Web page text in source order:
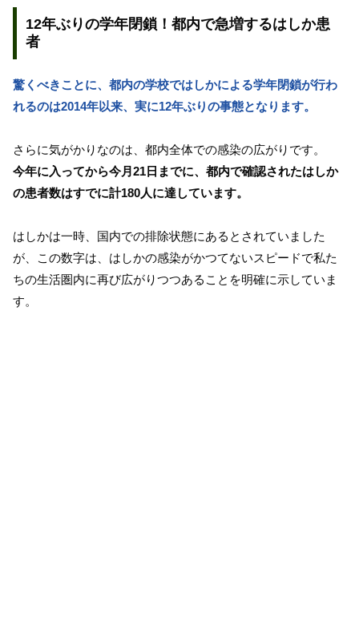
12年ぶりの学年閉鎖！都内で急増するはしか患
者
驚くべきことに、都内の学校ではしかによる学年閉鎖が行わ
れるのは2014年以来、実に12年ぶりの事態となります。
さらに気がかりなのは、都内全体での感染の広がりです。
今年に入ってから今月21日までに、都内で確認されたはしか
の患者数はすでに計180人に達しています。
はしかは一時、国内での排除状態にあるとされていました
が、この数字は、はしかの感染がかつてないスピードで私た
ちの生活圏内に再び広がりつつあることを明確に示していま
す。